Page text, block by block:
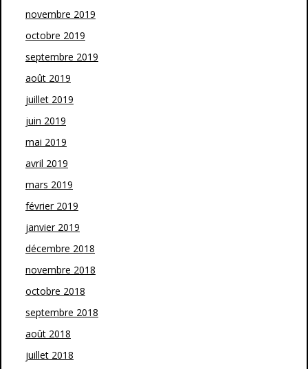
novembre 2019
octobre 2019
septembre 2019
août 2019
juillet 2019
juin 2019
mai 2019
avril 2019
mars 2019
février 2019
janvier 2019
décembre 2018
novembre 2018
octobre 2018
septembre 2018
août 2018
juillet 2018